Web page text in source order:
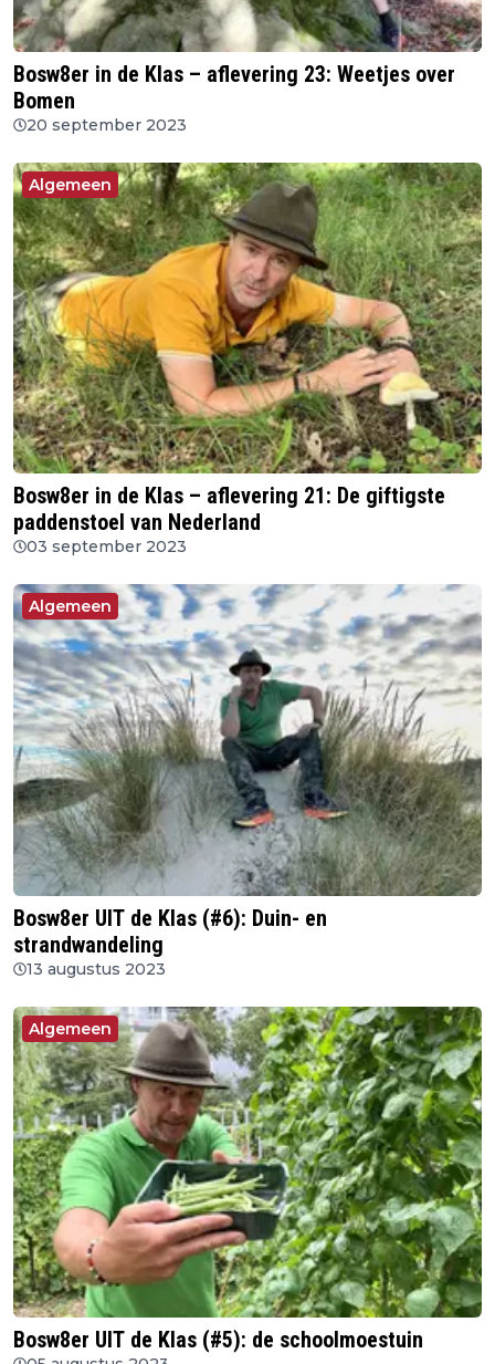
Bosw8er in de Klas – aflevering 23: Weetjes over
Bomen
20 september 2023
Algemeen
Bosw8er in de Klas – aflevering 21: De giftigste
paddenstoel van Nederland
03 september 2023
Algemeen
Bosw8er UIT de Klas (#6): Duin- en
strandwandeling
13 augustus 2023
Algemeen
Bosw8er UIT de Klas (#5): de schoolmoestuin